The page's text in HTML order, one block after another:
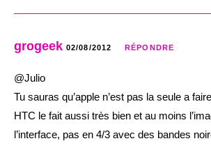
grogeek 02/08/2012 RÉPONDRE
@Julio
Tu sauras qu’apple n’est pas la seule a
HTC le fait aussi très bien et au moins
l’interface, pas en 4/3 avec des bandes